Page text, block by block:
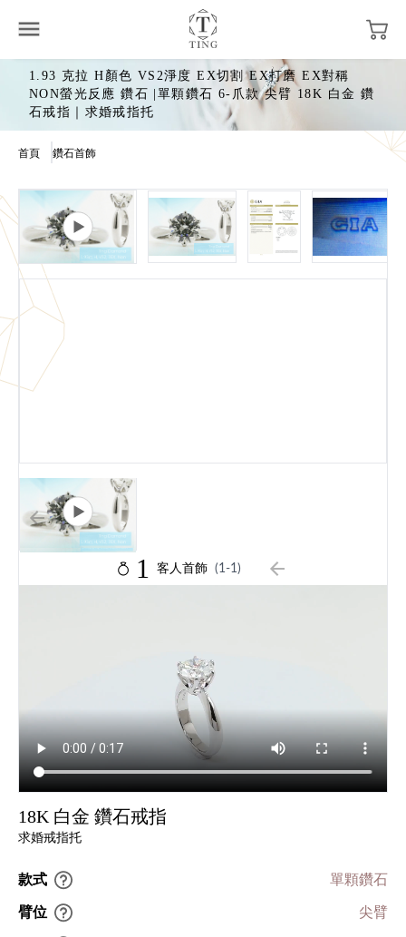
1.93 克拉 H顏色 VS2淨度 EX切割 EX打磨 EX對稱
NON螢光反應 鑽石 |單顆鑽石 6-爪款 尖臂 18K 白金 鑽
石戒指｜求婚戒指托
首頁 鑽石首飾
1 客人首飾 (1-1)
18K 白金 鑽石戒指
求婚戒指托
款式 單顆鑽石
臂位 尖臂